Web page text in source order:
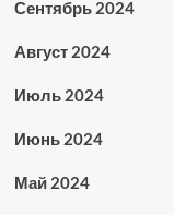
Сентябрь 2024
Август 2024
Июль 2024
Июнь 2024
Май 2024